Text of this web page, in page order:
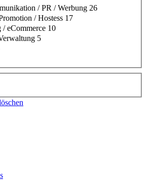
/ PR / Werbung 26
/ Hostess 17
eCommerce 10
5